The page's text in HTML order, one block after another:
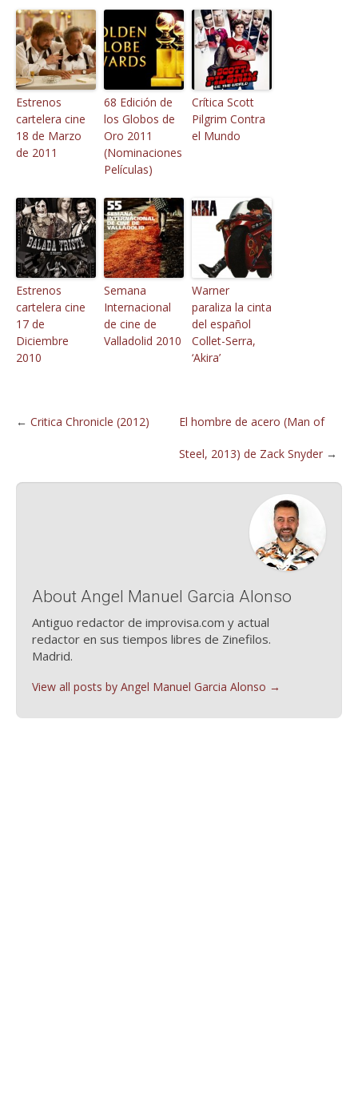
Estrenos
cartelera cine
18 de Marzo
de 2011
68 Edición de
los Globos de
Oro 2011
(Nominaciones
Películas)
Crítica Scott
Pilgrim Contra
el Mundo
Estrenos
cartelera cine
17 de
Diciembre
2010
Semana
Internacional
de cine de
Valladolid 2010
Warner
paraliza la cinta
del español
Collet-Serra,
‘Akira’
El hombre de acero (Man of
Steel, 2013) de Zack Snyder →
← Critica Chronicle (2012)
About Angel Manuel Garcia Alonso
Antiguo redactor de improvisa.com y actual
redactor en sus tiempos libres de Zinefilos.
Madrid.
View all posts by Angel Manuel Garcia Alonso →